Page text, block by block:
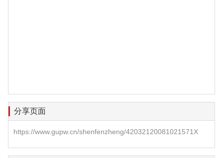
分享页面
https://www.gupw.cn/shenfenzheng/42032120081021571X